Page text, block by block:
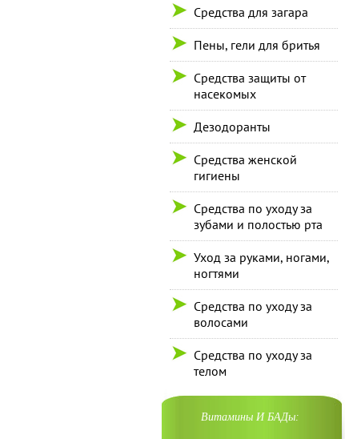
Средства для загара
Пены, гели для бритья
Средства защиты от
насекомых
Дезодоранты
Средства женской
гигиены
Средства по уходу за
зубами и полостью рта
Уход за руками, ногами,
ногтями
Средства по уходу за
волосами
Средства по уходу за
телом
Витамины И БАДы: